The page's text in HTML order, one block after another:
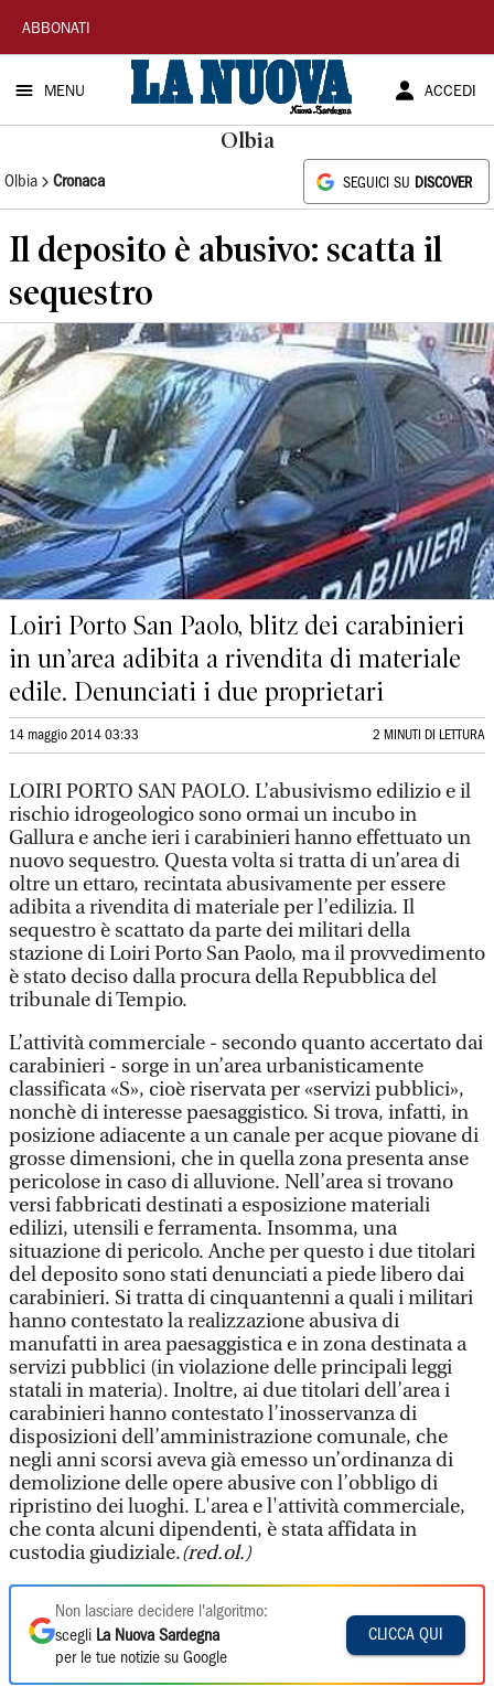
La
Nuova
Sardegna
ABBONATI
MENU ACCEDI
Olbia
Olbia Cronaca SEGUICI SU DISCOVER
Il deposito è abusivo: scatta il
sequestro
Loiri Porto San Paolo, blitz dei carabinieri
in un’area adibita a rivendita di materiale
edile. Denunciati i due proprietari
14 maggio 2014 03:33 2 MINUTI DI LETTURA
LOIRI PORTO SAN PAOLO. L’abusivismo edilizio e il
rischio idrogeologico sono ormai un incubo in
Gallura e anche ieri i carabinieri hanno effettuato un
nuovo sequestro. Questa volta si tratta di un’area di
oltre un ettaro, recintata abusivamente per essere
adibita a rivendita di materiale per l’edilizia. Il
sequestro è scattato da parte dei militari della
stazione di Loiri Porto San Paolo, ma il provvedimento
è stato deciso dalla procura della Repubblica del
tribunale di Tempio.
L’attività commerciale - secondo quanto accertato dai
carabinieri - sorge in un’area urbanisticamente
classificata «S», cioè riservata per «servizi pubblici»,
nonchè di interesse paesaggistico. Si trova, infatti, in
posizione adiacente a un canale per acque piovane di
grosse dimensioni, che in quella zona presenta anse
pericolose in caso di alluvione. Nell’area si trovano
versi fabbricati destinati a esposizione materiali
edilizi, utensili e ferramenta. Insomma, una
situazione di pericolo. Anche per questo i due titolari
del deposito sono stati denunciati a piede libero dai
carabinieri. Si tratta di cinquantenni a quali i militari
hanno contestato la realizzazione abusiva di
manufatti in area paesaggistica e in zona destinata a
servizi pubblici (in violazione delle principali leggi
statali in materia). Inoltre, ai due titolari dell’area i
carabinieri hanno contestato l’inosservanza di
disposizioni dell’amministrazione comunale, che
negli anni scorsi aveva già emesso un’ordinanza di
demolizione delle opere abusive con l’obbligo di
ripristino dei luoghi. L'area e l'attività commerciale,
che conta alcuni dipendenti, è stata affidata in
custodia giudiziale.(red.ol.)
Non lasciare decidere l'algoritmo:
scegli La Nuova Sardegna
per le tue notizie su Google
CLICCA QUI